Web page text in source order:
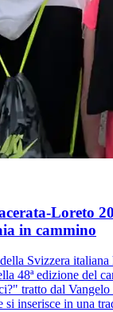
Loreto
in cammino
Svizzera italiana
48ª edizione del
tratto dal
si inserisce in una